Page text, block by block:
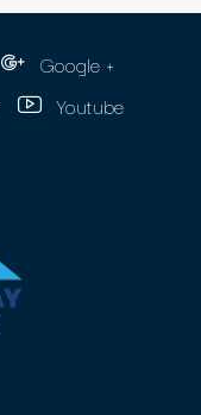
Google +
Youtube